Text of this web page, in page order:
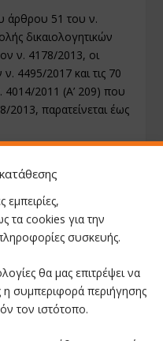
τα cookies για την
συσκευής.
θα μας επιτρέψει να
συμπεριφορά περιήγησης
τον ιστότοπο.
άρθρου 51 του ν.
δικαιολογητικών
ν. 4178/2013, οι
4495/2017 και τις 70
4014/2011 (Α’ 209) που
2013, παρατείνεται έως
άρθρου 52 του ν.
των οικοδομικών
των τυχόν
2023,
έως την